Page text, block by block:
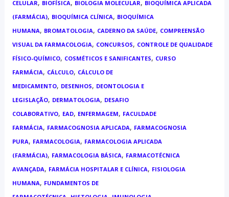
CELULAR, BIOFÍSICA, BIOLOGIA MOLECULAR, BIOQUÍMICA APLICADA
(FARMÁCIA), BIOQUÍMICA CLÍNICA, BIOQUÍMICA
HUMANA, BROMATOLOGIA, CADERNO DA SAÚDE, COMPREENSÃO
VISUAL DA FARMACOLOGIA, CONCURSOS, CONTROLE DE QUALIDADE
FÍSICO-QUÍMICO, COSMÉTICOS E SANIFICANTES, CURSO
FARMÁCIA, CÁLCULO, CÁLCULO DE
MEDICAMENTO, DESENHOS, DEONTOLOGIA E
LEGISLAÇÃO, DERMATOLOGIA, DESAFIO
COLABORATIVO, EAD, ENFERMAGEM, FACULDADE
FARMÁCIA, FARMACOGNOSIA APLICADA, FARMACOGNOSIA
PURA, FARMACOLOGIA, FARMACOLOGIA APLICADA
(FARMÁCIA), FARMACOLOGIA BÁSICA, FARMACOTÉCNICA
AVANÇADA, FARMÁCIA HOSPITALAR E CLÍNICA, FISIOLOGIA
HUMANA, FUNDAMENTOS DE